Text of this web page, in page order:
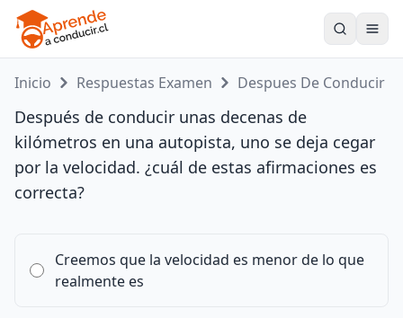
Inicio Respuestas Examen Despues De Conducir ...
Después de conducir unas decenas de
kilómetros en una autopista, uno se deja cegar
por la velocidad. ¿cuál de estas afirmaciones es
correcta?
Creemos que la velocidad es menor de lo que
realmente es